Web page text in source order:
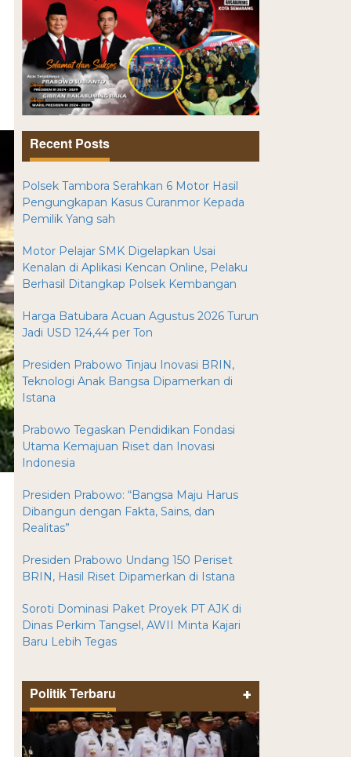
Recent Posts
Polsek Tambora Serahkan 6 Motor Hasil
Pengungkapan Kasus Curanmor Kepada
Pemilik Yang sah
Motor Pelajar SMK Digelapkan Usai
Kenalan di Aplikasi Kencan Online, Pelaku
Berhasil Ditangkap Polsek Kembangan
Harga Batubara Acuan Agustus 2026 Turun
Jadi USD 124,44 per Ton
Presiden Prabowo Tinjau Inovasi BRIN,
Teknologi Anak Bangsa Dipamerkan di
Istana
Prabowo Tegaskan Pendidikan Fondasi
Utama Kemajuan Riset dan Inovasi
Indonesia
Presiden Prabowo: “Bangsa Maju Harus
Dibangun dengan Fakta, Sains, dan
Realitas”
Presiden Prabowo Undang 150 Periset
BRIN, Hasil Riset Dipamerkan di Istana
Soroti Dominasi Paket Proyek PT AJK di
Dinas Perkim Tangsel, AWII Minta Kajari
Baru Lebih Tegas
Politik Terbaru +